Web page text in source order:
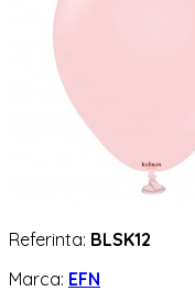
Referinta: BLSK12
Marca: EFN